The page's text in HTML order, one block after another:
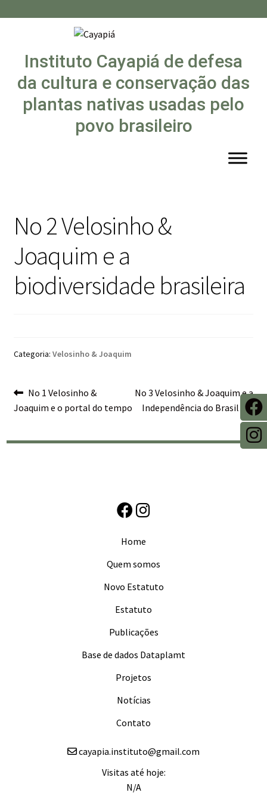
Instituto Cayapiá de defesa
da cultura e conservação das
plantas nativas usadas pelo
povo brasileiro
No 2 Velosinho &
Joaquim e a
biodiversidade brasileira
Categoria: Velosinho & Joaquim
Navegação
de
Post
No 1 Velosinho &
Joaquim e o portal do tempo
No 3 Velosinho & Joaquim e a
Independência do Brasil
Home
Quem somos
Novo Estatuto
Estatuto
Publicações
Base de dados Dataplamt
Projetos
Notícias
Contato
cayapia.instituto@gmail.com
Visitas até hoje:
N/A